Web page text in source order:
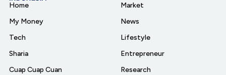
Home
My Money
Tech
Sharia
Cuap Cuap Cuan
Market
News
Lifestyle
Entrepreneur
Research